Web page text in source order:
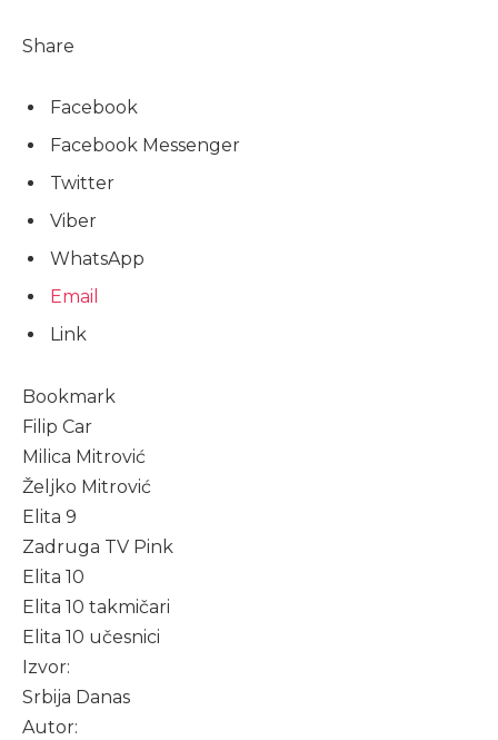
Share
Facebook
Facebook Messenger
Twitter
Viber
WhatsApp
Email
Link
Bookmark
Filip Car
Milica Mitrović
Željko Mitrović
Elita 9
Zadruga TV Pink
Elita 10
Elita 10 takmičari
Elita 10 učesnici
Izvor:
Srbija Danas
Autor: